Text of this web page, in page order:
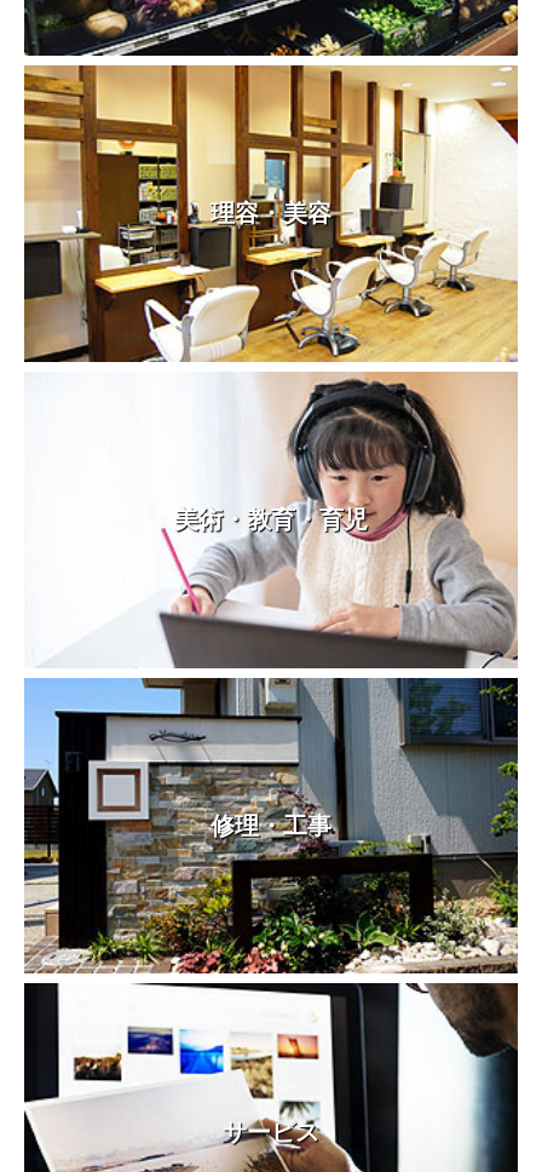
理容・美容
美術・教育・育児
修理・工事
サービス